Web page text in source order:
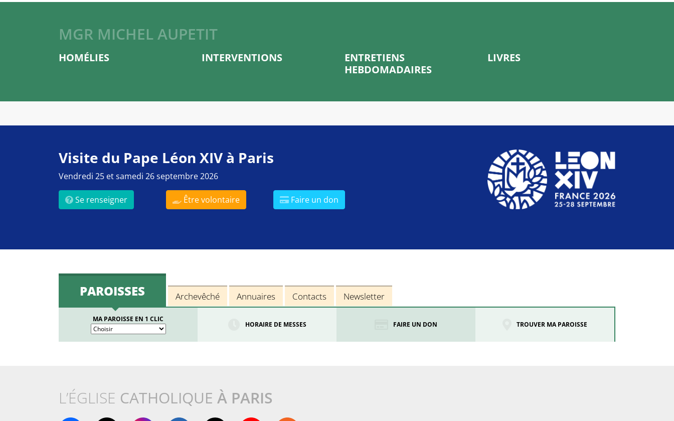
MGR MICHEL AUPETIT
HOMÉLIES INTERVENTIONS
ENTRETIENS
HEBDOMADAIRES
LIVRES
Visite du Pape Léon XIV à Paris
Vendredi 25 et samedi 26 septembre 2026
Se renseigner Être volontaire Faire un don
PAROISSES Archevêché Annuaires Contacts Newsletter
MA PAROISSE EN 1 CLIC
HORAIRE DE MESSES FAIRE UN DON TROUVER MA PAROISSE
L’ÉGLISE CATHOLIQUE À PARIS